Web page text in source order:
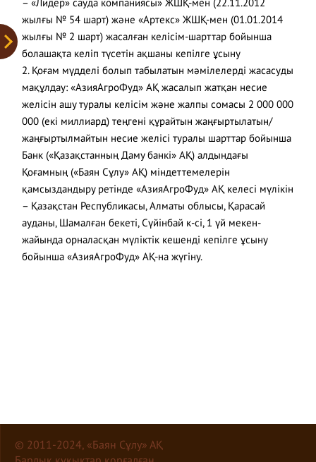
– «Лидер» сауда компаниясы» ЖШҚ-мен (22.11.2012
жылғы № 54 шарт) және «Артекс» ЖШҚ-мен (01.01.2014
жылғы № 2 шарт) жасалған келісім-шарттар бойынша
болашақта келіп түсетін ақшаны кепілге ұсыну
2. Қоғам мүдделі болып табылатын мәмілелерді жасасуды
мақұлдау: «АзияАгроФуд» АҚ жасалып жатқан несие
желісін ашу туралы келісім және жалпы сомасы 2 000 000
000 (екі миллиард) теңгені құрайтын жаңғыртылатын/
жаңғыртылмайтын несие желісі туралы шарттар бойынша
Банк («Қазақстанның Даму банкі» АҚ) алдындағы
Қоғамның («Баян Сұлу» АҚ) міндеттемелерін
қамсыздандыру ретінде «АзияАгроФуд» АҚ келесі мүлікін
– Қазақстан Республикасы, Алматы облысы, Қарасай
ауданы, Шамалған бекеті, Сүйінбай к-сі, 1 үй мекен-
жайында орналасқан мүліктік кешенді кепілге ұсыну
бойынша «АзияАгроФуд» АҚ-на жүгіну.
© 2011-2024, «Баян Сұлу» АҚ